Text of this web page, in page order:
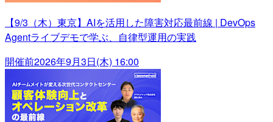
【9/3（木）東京】AIを活用した障害対応最前線 | DevOps
Agentライブデモで学ぶ、自律型運用の実践
開催前2026年9月3日(木) 16:00